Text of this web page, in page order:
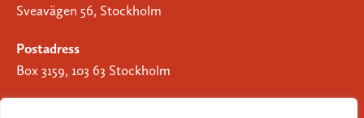
Sveavägen 56, Stockholm
Postadress
Box 3159, 103 63 Stockholm